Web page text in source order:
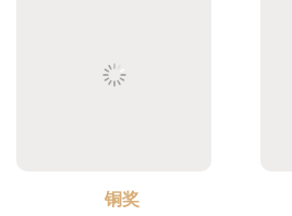
铜奖